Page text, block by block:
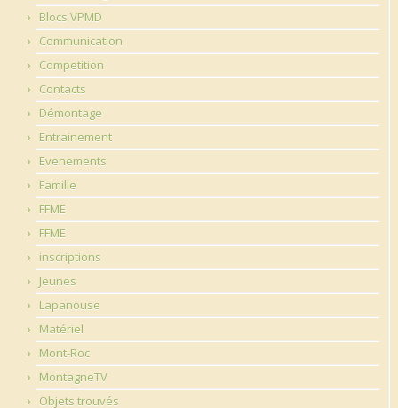
Blocs VPMD
Communication
Competition
Contacts
Démontage
Entrainement
Evenements
Famille
FFME
FFME
inscriptions
Jeunes
Lapanouse
Matériel
Mont-Roc
MontagneTV
Objets trouvés